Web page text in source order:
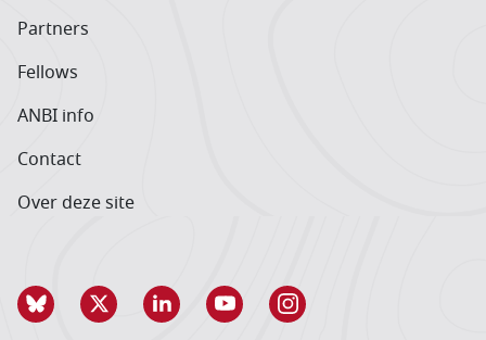
Partners
Fellows
ANBI info
Contact
Over deze site